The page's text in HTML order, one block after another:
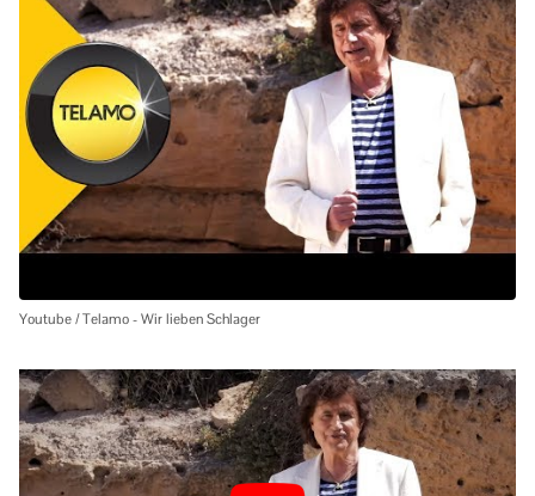
Youtube / Telamo - Wir lieben Schlager